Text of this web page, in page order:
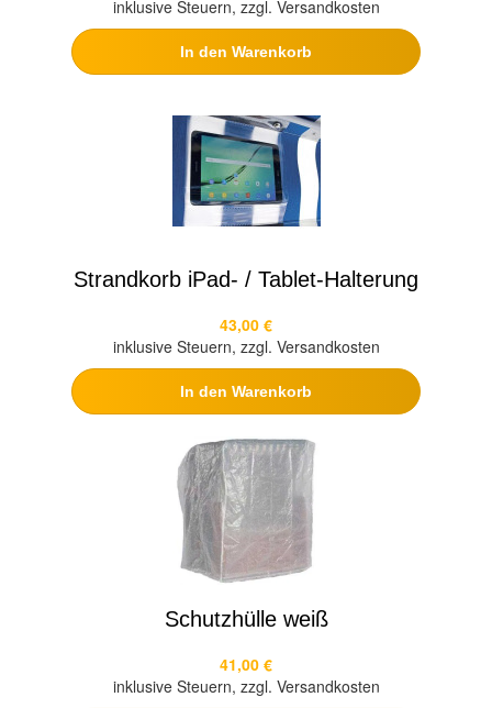
inklusive Steuern, zzgl. Versandkosten
In den Warenkorb
Strandkorb iPad- / Tablet-Halterung
43,00 €
inklusive Steuern, zzgl. Versandkosten
In den Warenkorb
Schutzhülle weiß
41,00 €
inklusive Steuern, zzgl. Versandkosten